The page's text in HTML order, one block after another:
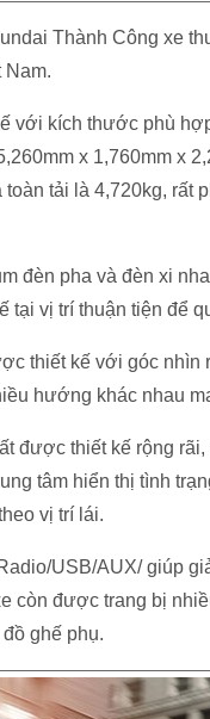
Thành Công xe
Nam.
với kích thước phù
x 1,760mm x
tải là 4,720kg, rất
đèn pha và đèn xi
vị trí thuận tiện để
thiết kế với góc
hướng khác nhau
được thiết kế rộng
tâm hiển thị tình
vị trí lái.
USB/AUX/ giúp
còn được trang bị
ghế phụ.